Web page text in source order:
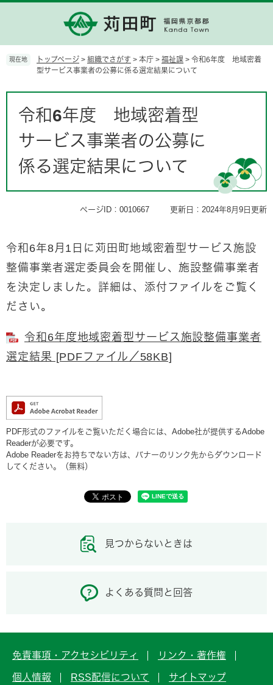
の
す。
ー
し
現在地 トップページ > 組織でさがす > 本庁 > 福祉課 > 令和6年度 地域密着
型サービス事業者の公募に係る選定結果について
令和6年度 地域密着型
サービス事業者の公募に
係る選定結果について
ページID：0010667 更新日：2024年8月9日更新
令和6年8月1日に苅田町地域密着型サービス施設
整備事業者選定委員会を開催し、施設整備事業者
を決定しました。詳細は、添付ファイルをご覧く
ださい。
令和6年度地域密着型サービス施設整備事業者
選定結果 [PDFファイル／58KB]
PDF形式のファイルをご覧いただく場合には、Adobe社が提供するAdobe
Readerが必要です。
Adobe Readerをお持ちでない方は、バナーのリンク先からダウンロード
してください。（無料）
見つからないときは
よくある質問と回答
免責事項・アクセシビリティ リンク・著作権
個人情報 RSS配信について サイトマップ